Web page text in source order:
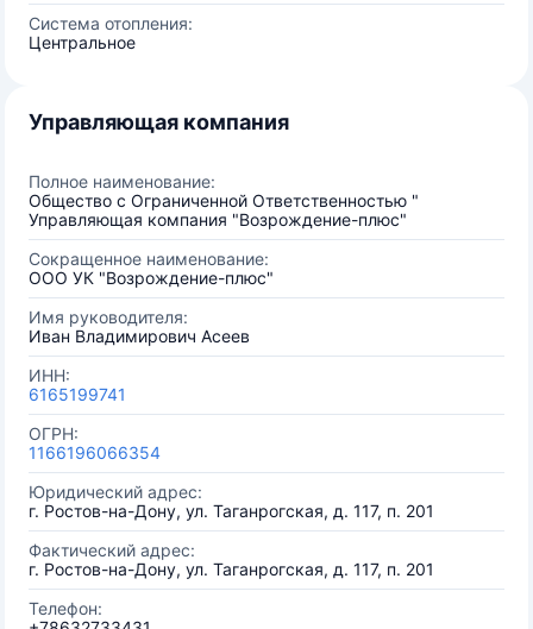
Система отопления:
Центральное
Управляющая компания
Полное наименование:
Общество с Ограниченной Ответственностью "
Управляющая компания "Возрождение-плюс"
Сокращенное наименование:
ООО УК "Возрождение-плюс"
Имя руководителя:
Иван Владимирович Асеев
ИНН:
6165199741
ОГРН:
1166196066354
Юридический адрес:
г. Ростов-на-Дону, ул. Таганрогская, д. 117, п. 201
Фактический адрес:
г. Ростов-на-Дону, ул. Таганрогская, д. 117, п. 201
Телефон: